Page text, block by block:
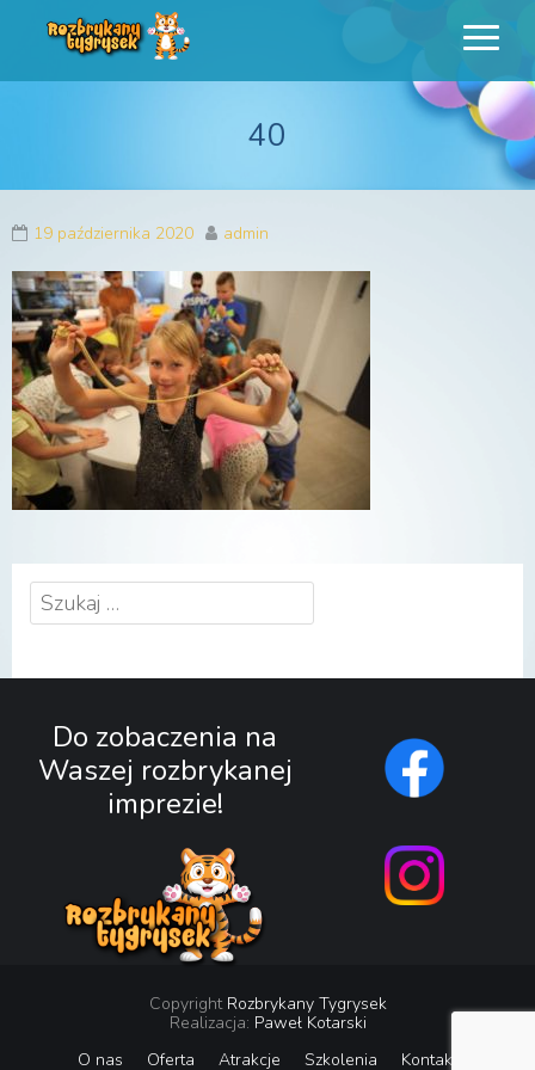
Rozbrykany
Profesjonalne animacje urodzinowe dla dzieci
40
19 października 2020 admin
Szukaj:
Do zobaczenia na
Waszej rozbrykanej
imprezie!
Copyright Rozbrykany Tygrysek
Realizacja: Paweł Kotarski
O nas
Oferta Atrakcje Szkolenia Kontakt